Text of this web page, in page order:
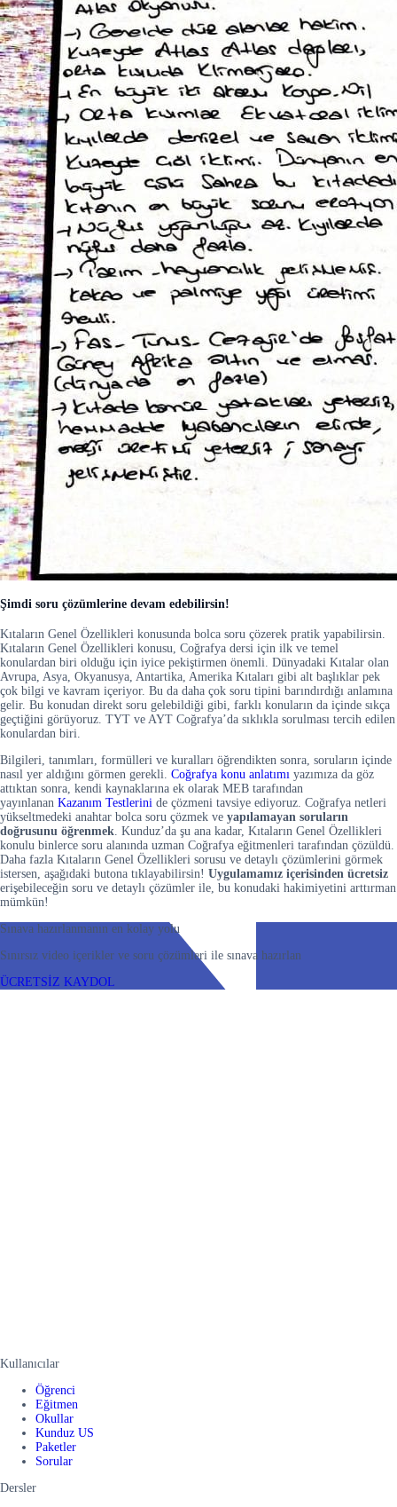
Şimdi soru çözümlerine devam edebilirsin!
Kıtaların Genel Özellikleri konusunda bolca soru çözerek pratik yapabilirsin.
Kıtaların Genel Özellikleri konusu, Coğrafya dersi için ilk ve temel
konulardan biri olduğu için iyice pekiştirmen önemli. Dünyadaki Kıtalar olan
Avrupa, Asya, Okyanusya, Antartika, Amerika Kıtaları gibi alt başlıklar pek
çok bilgi ve kavram içeriyor. Bu da daha çok soru tipini barındırdığı anlamına
gelir. Bu konudan direkt soru gelebildiği gibi, farklı konuların da içinde sıkça
geçtiğini görüyoruz. TYT ve AYT Coğrafya’da sıklıkla sorulması tercih edilen
konulardan biri.
Bilgileri, tanımları, formülleri ve kuralları öğrendikten sonra, soruların içinde
nasıl yer aldığını görmen gerekli. Coğrafya konu anlatımı yazımıza da göz
attıktan sonra, kendi kaynaklarına ek olarak MEB tarafından
yayınlanan Kazanım Testlerini de çözmeni tavsiye ediyoruz. Coğrafya netleri
yükseltmedeki anahtar bolca soru çözmek ve yapılamayan soruların
doğrusunu öğrenmek. Kunduz’da şu ana kadar, Kıtaların Genel Özellikleri
konulu binlerce soru alanında uzman Coğrafya eğitmenleri tarafından çözüldü.
Daha fazla Kıtaların Genel Özellikleri sorusu ve detaylı çözümlerini görmek
istersen, aşağıdaki butona tıklayabilirsin! Uygulamamız içerisinden ücretsiz
erişebileceğin soru ve detaylı çözümler ile, bu konudaki hakimiyetini arttırman
mümkün!
Sınava hazırlanmanın en kolay yolu
Sınırsız video içerikler ve soru çözümleri ile sınava hazırlan
ÜCRETSİZ KAYDOL
Kullanıcılar
Öğrenci
Eğitmen
Okullar
Kunduz US
Paketler
Sorular
Dersler